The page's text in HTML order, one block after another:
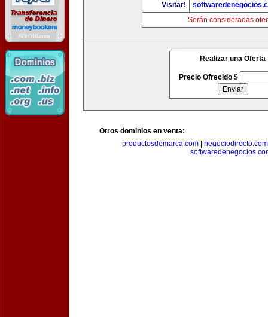
Visitar!
Serán consideradas
Realizar una Oferta
Precio Ofrecido $
Otros dominios en venta:
productosdemarca.com| negociodirecto.com